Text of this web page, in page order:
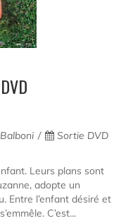
Sortie DVD
Leurs plans sont
adopte un
Entre l’enfant désiré et
C’est...